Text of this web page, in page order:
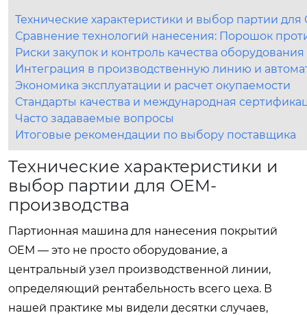
Технические характеристики и выбор партии для
Сравнение технологий нанесения: Порошок
Риски закупок и контроль качества оборудования
Интеграция в производственную линию и
Экономика эксплуатации и расчет окупаемости
Стандарты качества и международная
Часто задаваемые вопросы
Итоговые рекомендации по выбору поставщика
Технические характеристики и
выбор партии для OEM-
производства
Партионная машина для нанесения покрытий
OEM — это не просто оборудование, а
центральный узел производственной линии,
определяющий рентабельность всего цеха. В
нашей практике мы видели десятки случаев,